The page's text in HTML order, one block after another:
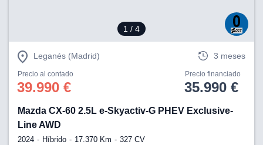
1 / 4
Leganés (Madrid) 3 meses
Precio al contado
39.990 €
Precio financiado
35.990 €
Mazda CX-60 2.5L e-Skyactiv-G PHEV Exclusive-
Line AWD
2024 Híbrido 17.370 Km 327 CV